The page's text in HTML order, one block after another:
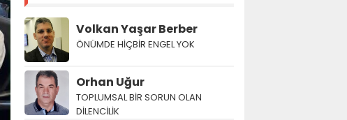
Volkan Yaşar Berber
ÖNÜMDE HİÇBİR ENGEL YOK
Orhan Uğur
TOPLUMSAL BİR SORUN OLAN
DİLENCİLİK